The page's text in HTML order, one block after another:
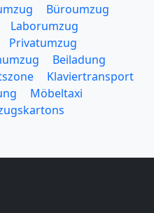
Büroumzug
Laborumzug
Privatumzug
Beiladung
Klaviertransport
Möbeltaxi